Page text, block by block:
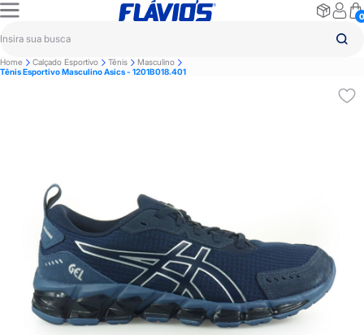
0
Home Calçado Esportivo Tênis
Masculino
Tênis Esportivo Masculino Asics - 1201B018.401